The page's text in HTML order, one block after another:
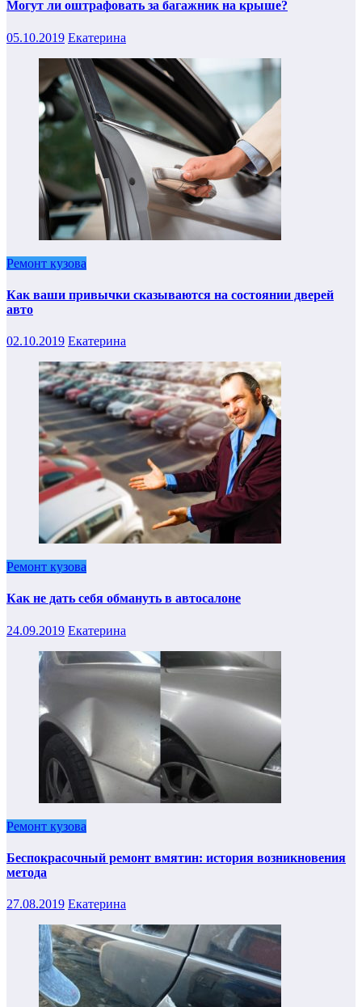
Могут ли оштрафовать за багажник на крыше?
05.10.2019 Екатерина
Ремонт кузова
Как ваши привычки сказываются на состоянии дверей
авто
02.10.2019 Екатерина
Ремонт кузова
Как не дать себя обмануть в автосалоне
24.09.2019 Екатерина
Ремонт кузова
Беспокрасочный ремонт вмятин: история возникновения
метода
27.08.2019 Екатерина